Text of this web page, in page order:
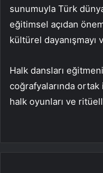
sunumuyla Türk
eğitimsel açıdan
kültürel
Halk dansları
coğrafyalarında ortak
halk oyunları ve